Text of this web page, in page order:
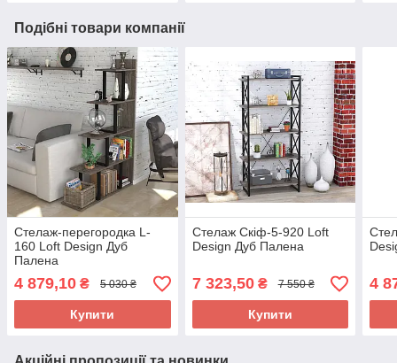
Подібні товари компанії
Стелаж-перегородка L-
160 Loft Design Дуб
Палена
4 879,10 ₴ 5 030 ₴
Купити
Стелаж Скіф-5-920 Loft
Design Дуб Палена
7 323,50₴ 7 550 ₴
Купити
4